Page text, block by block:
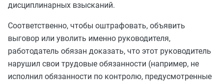
дисциплинарных взысканий.
Соответственно, чтобы оштрафовать, объявить
выговор или уволить именно руководителя,
работодатель обязан доказать, что этот руководитель
нарушил свои трудовые обязанности (например, не
исполнил обязанности по контролю, предусмотренные